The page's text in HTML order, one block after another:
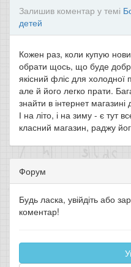
Залишив коментар у темі
детей
Кожен раз, коли купую
обрати щось, що буде
якісний фліс для холодної
але й його легко прати.
знайти в інтернет магазині
І на літо, і на зиму - є тут
класний магазин, раджу
Форум
Будь ласка, увійдіть або
коментар!